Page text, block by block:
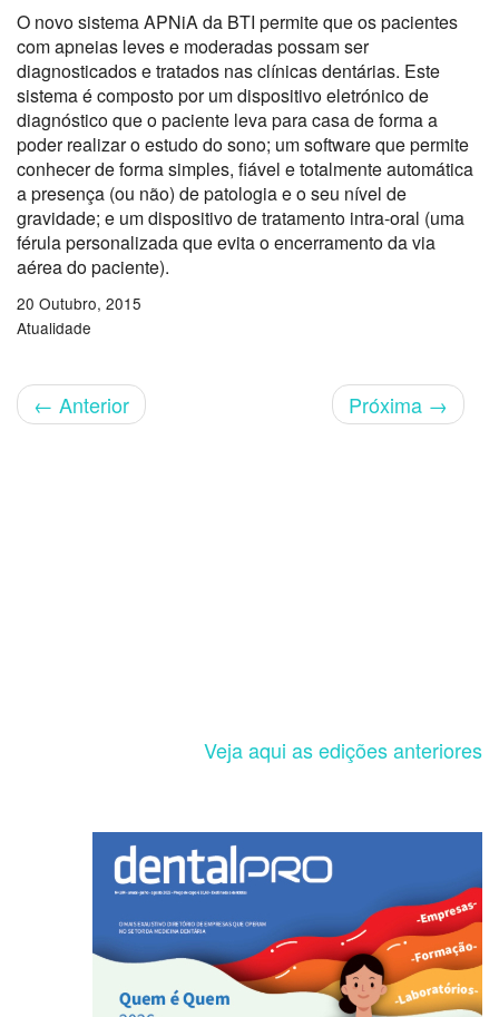
O novo sistema APNiA da BTI permite que os pacientes
com apneias leves e moderadas possam ser
diagnosticados e tratados nas clínicas dentárias. Este
sistema é composto por um dispositivo eletrónico de
diagnóstico que o paciente leva para casa de forma a
poder realizar o estudo do sono; um software que permite
conhecer de forma simples, fiável e totalmente automática
a presença (ou não) de patologia e o seu nível de
gravidade; e um dispositivo de tratamento intra-oral (uma
férula personalizada que evita o encerramento da via
aérea do paciente).
20 Outubro, 2015
Atualidade
← Anterior Próxima →
Veja aqui as edições anteriores